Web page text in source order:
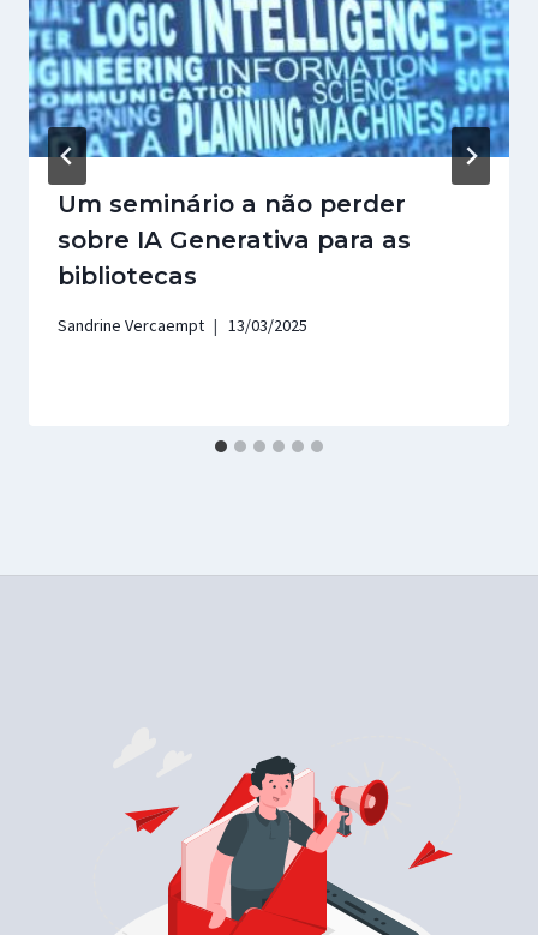
Um seminário a não perder
sobre IA Generativa para as
bibliotecas
Sandrine Vercaempt 13/03/2025